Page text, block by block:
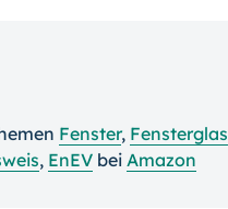
Fenster, Fensterglas
, EnEV bei Amazon